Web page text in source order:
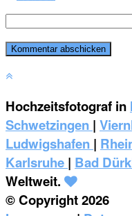
Hochzeitsfotograf in
Schwetzingen |
‎Ludwigshafen |
Karlsruhe | Bad
Weltweit.
© Copyright 2026